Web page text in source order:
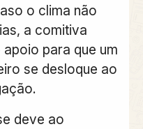
o clima não
a comitiva
para que um
se desloque ao
deve ao